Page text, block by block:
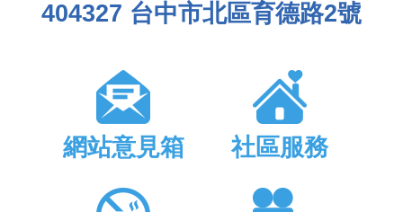
404327 台中市北區育德路2號
網站意見箱 社區服務